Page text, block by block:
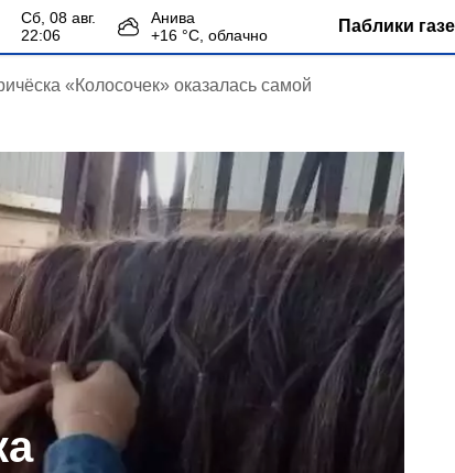
сб, 08 авг.
22:06
Анива
+16 °С, облачно Паблики
«Колосочек» оказалась самой